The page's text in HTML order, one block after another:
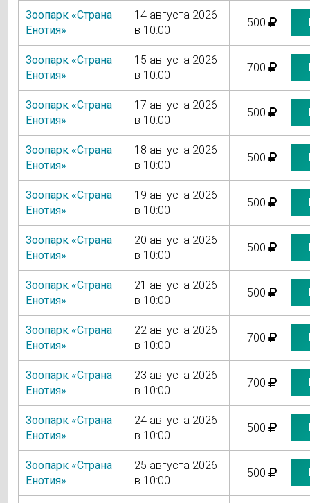
Зоопарк «Страна
Енотия»
14 августа 2026
в 10:00
500
Зоопарк «Страна
Енотия»
15 августа 2026
в 10:00
700
Зоопарк «Страна
Енотия»
17 августа 2026
в 10:00
500
Зоопарк «Страна
Енотия»
18 августа 2026
в 10:00
500
Зоопарк «Страна
Енотия»
19 августа 2026
в 10:00
500
Зоопарк «Страна
Енотия»
20 августа 2026
в 10:00
500
Зоопарк «Страна
Енотия»
21 августа 2026
в 10:00
500
Зоопарк «Страна
Енотия»
22 августа 2026
в 10:00
700
Зоопарк «Страна
Енотия»
23 августа 2026
в 10:00
700
Зоопарк «Страна
Енотия»
24 августа 2026
в 10:00
500
Зоопарк «Страна
Енотия»
25 августа 2026
в 10:00
500